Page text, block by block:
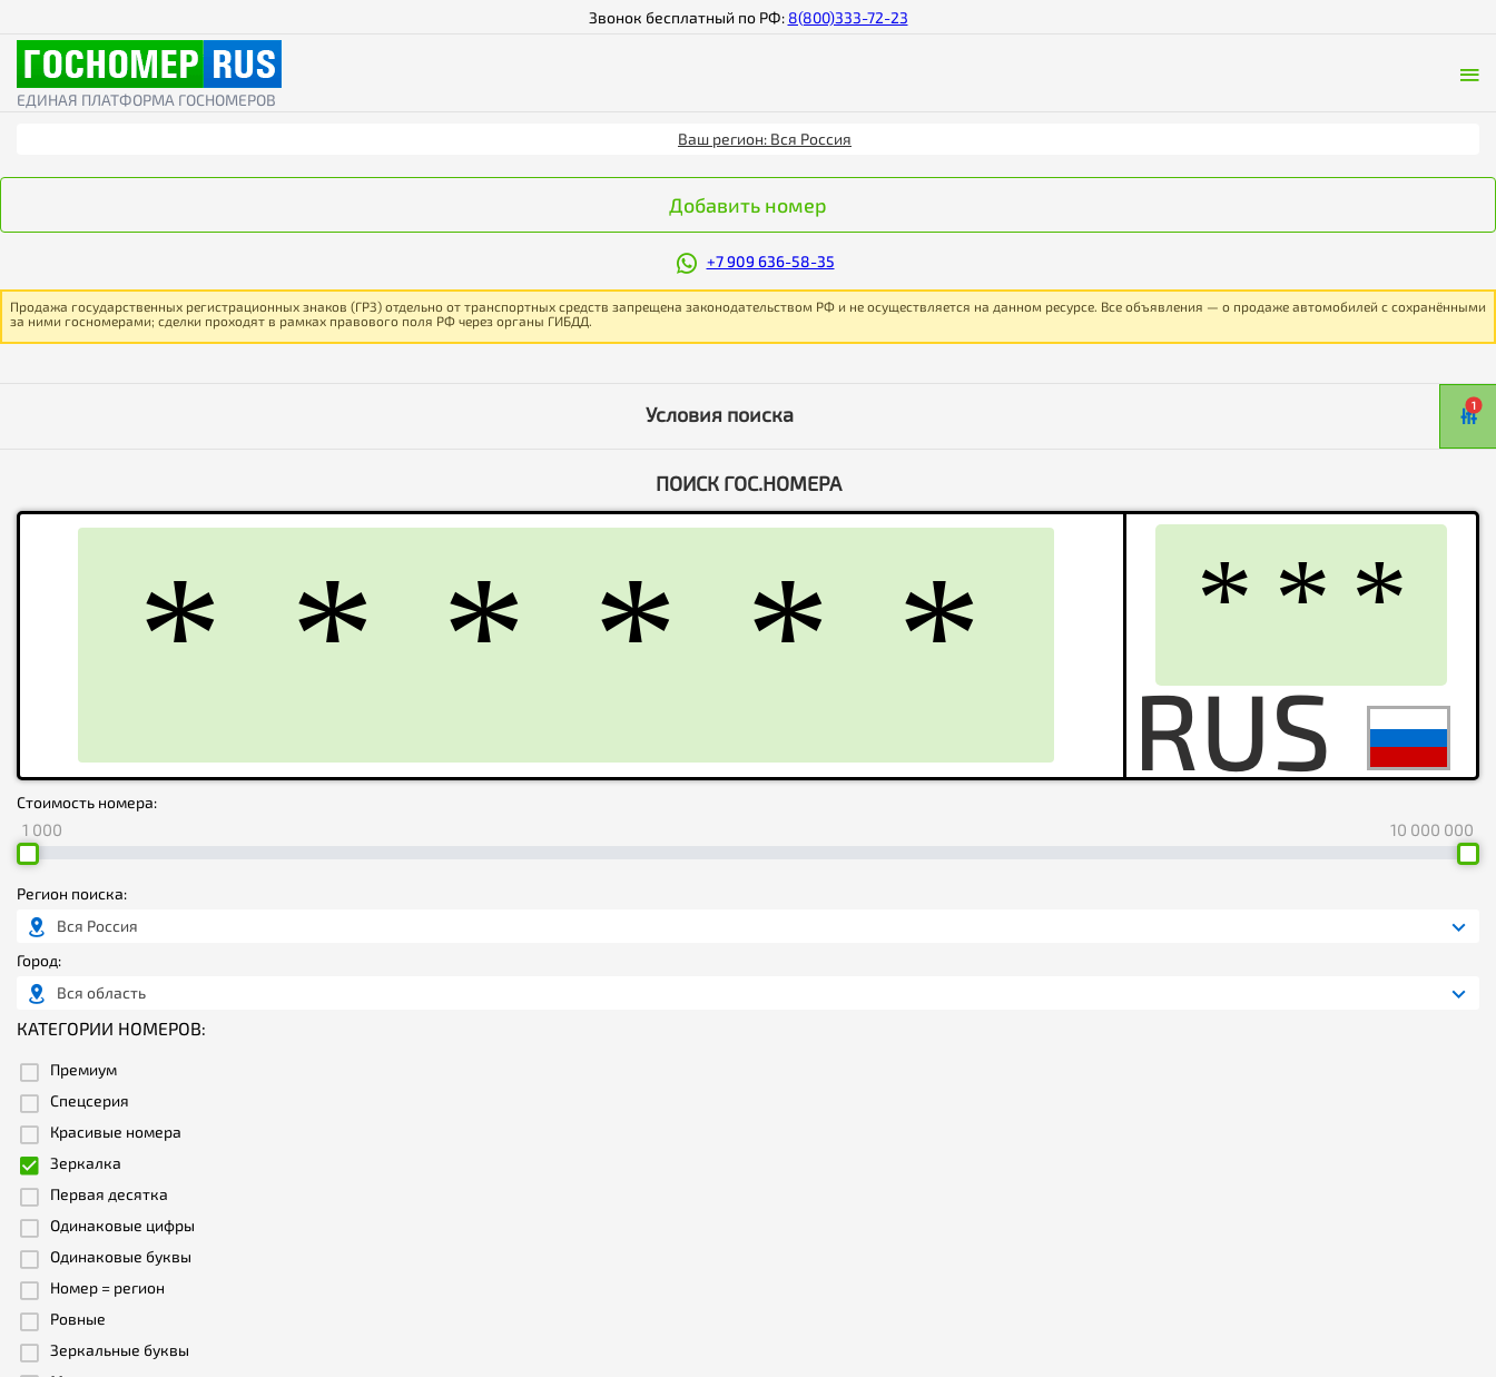
Звонок бесплатный по РФ: 8(800)333-72-23
ЕДИНАЯ ПЛАТФОРМА ГОСНОМЕРОВ
Ваш регион: Вся Россия
Добавить номер
+7 909 636-58-35
Продажа государственных регистрационных знаков (ГРЗ) отдельно от транспортных средств запрещена законодательством РФ и не осуществляется на данном ресурсе. Все объявления — о продаже автомобилей с сохранёнными
за ними госномерами; сделки проходят в рамках правового поля РФ через органы ГИБДД.
Условия поиска 1
ПОИСК ГОС.НОМЕРА
Стоимость номера:
1 000 10 000 000
Регион поиска:
Вся Россия
Город:
Вся область
КАТЕГОРИИ НОМЕРОВ:
Премиум
Спецсерия
Красивые номера
Зеркалка
Первая десятка
Одинаковые цифры
Одинаковые буквы
Номер = регион
Ровные
Зеркальные буквы